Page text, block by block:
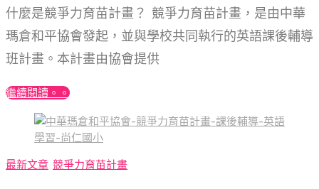
什麼是競爭力育苗計畫？ 競爭力育苗計畫，是由中華
瑪倉和平協會發起，並與學校共同執行的英語課後輔導
班計畫。本計畫由協會提供
繼續閱讀。。
最新文章 競爭力育苗計畫